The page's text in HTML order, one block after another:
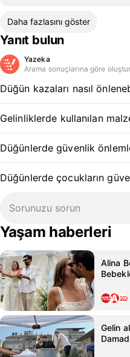
Daha fazlasını göster
Yanıt bulun
Yazeka
Arama sonuçlarına göre
Düğün kazaları nasıl
Gelinliklerde kullanılan
Düğünlerde güvenlik
Düğünlerde çocukların
Yaşam haberleri
Alina
Gelin